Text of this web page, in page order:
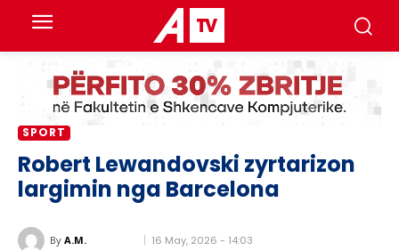
SPORT
Robert Lewandovski zyrtarizon
largimin nga Barcelona
By A.M. 16 May, 2026 - 14:03